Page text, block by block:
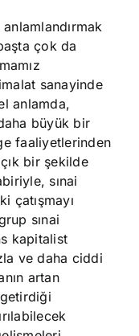
çok da
sanayinde
anlamda,
büyük bir
faaliyetlerinden
bir şekilde
sınai
çatışmayı
sınai
kapitalist
ve daha ciddi
artan